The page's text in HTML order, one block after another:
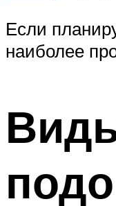
Если
наиболее